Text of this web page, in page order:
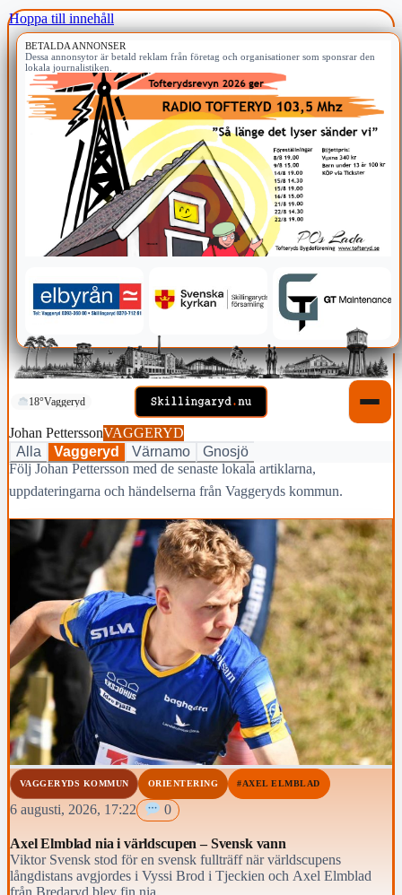
Hoppa till innehåll
BETALDA ANNONSER
Dessa annonsytor är betald reklam från företag och organisationer som sponsrar den
lokala journalistiken.
18°Vaggeryd
Johan PetterssonVAGGERYD
Alla
Vaggeryd Värnamo
Gnosjö
Följ Johan Pettersson med de senaste lokala artiklarna,
uppdateringarna och händelserna från Vaggeryds kommun.
VAGGERYDS KOMMUN ORIENTERING #AXEL ELMBLAD
6 augusti, 2026, 17:22 0
Axel Elmblad nia i världscupen – Svensk vann
Viktor Svensk stod för en svensk fullträff när världscupens
långdistans avgjordes i Vyssi Brod i Tjeckien och Axel Elmblad
från Bredaryd blev fin nia.